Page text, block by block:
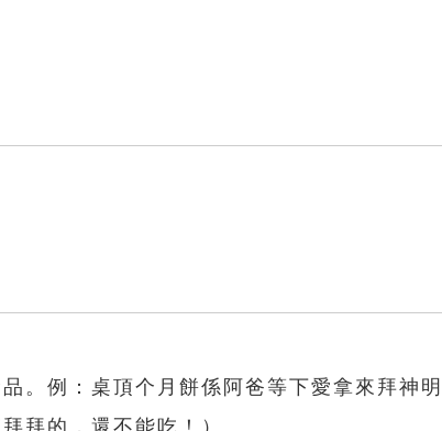
。例：桌頂个月餅係阿爸等下愛拿來拜神
拜的，還不能吃！）